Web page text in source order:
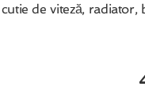
de viteză, radiator,